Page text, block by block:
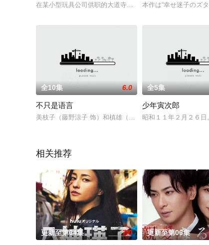
在某小型玩具公司供职的大道寺保（远藤宪一 饰）是一个
本作は“幸せ迷子のズ
全10集 6.0
不只是语言
美枝子（藤野涼子 饰）和槙雄（青木柚 饰）是上同一所高
全5集
少年寅次郎
昭和１１年２月２６
相关推荐
更新至第04集 7.0 更新至第06集